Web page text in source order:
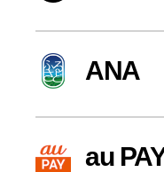
ふるさと
寄付上限
ANA
au